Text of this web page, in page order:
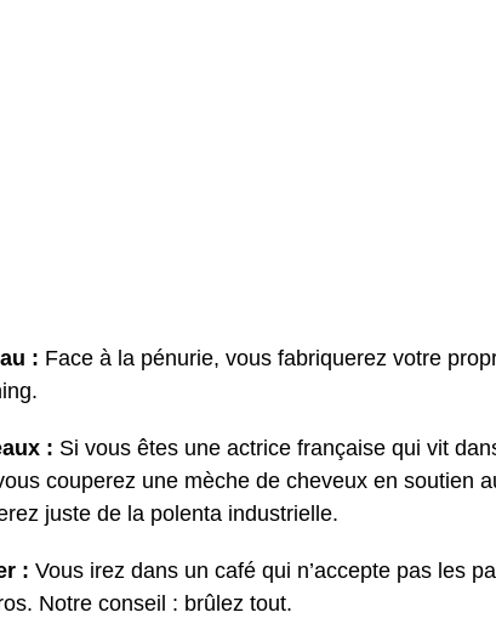
: Face à la pénurie, vous fabriquerez votre
: Si vous êtes une actrice française qui vit
couperez une mèche de cheveux en soutien
juste de la polenta industrielle.
: Vous irez dans un café qui n’accepte pas les
Notre conseil : brûlez tout.